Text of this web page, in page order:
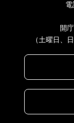
開
（土曜日、